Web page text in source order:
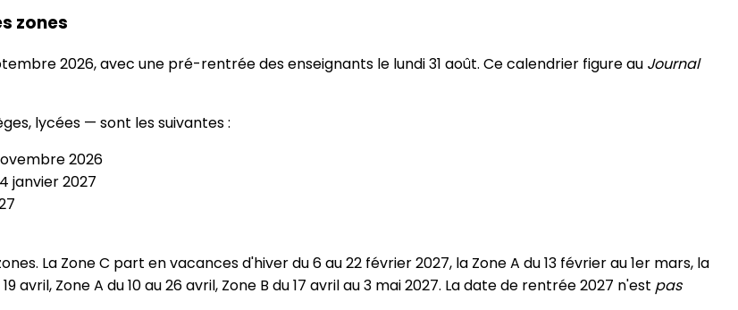
zones
2026, avec une pré-rentrée des enseignants le lundi 31 août. Ce calendrier figure au Journal
lycées — sont les suivantes :
2026
janvier 2027
La Zone C part en vacances d'hiver du 6 au 22 février 2027, la Zone A du 13 février au 1er mars, la
avril, Zone A du 10 au 26 avril, Zone B du 17 avril au 3 mai 2027. La date de rentrée 2027 n'est pas